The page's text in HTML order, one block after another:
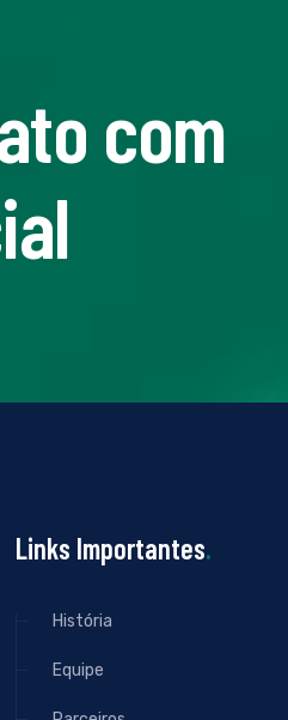
com
Links Importantes.
História
Equipe